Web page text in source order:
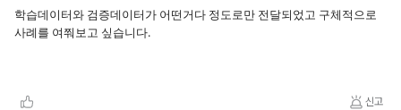
학습데이터와 검증데이터가 어떤거다 정도로만 전달되었고 구체적으로
사례를 여쭤보고 싶습니다.
신고